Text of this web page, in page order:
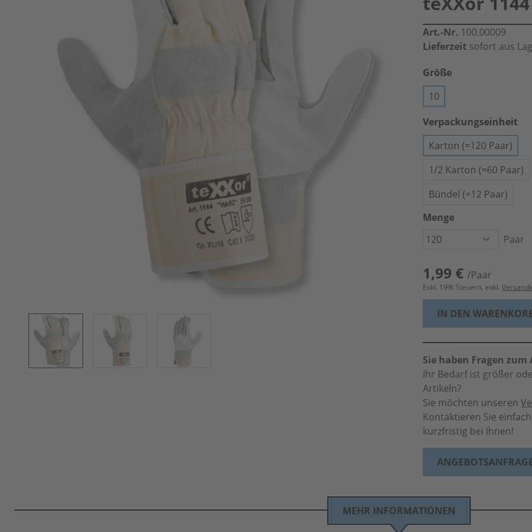
Art.-Nr. 100.00009
Lieferzeit sofort aus
Größe
10
Verpackungseinheit
Karton (=120 Paar)
1/2 Karton (=60 Paar)
Bündel (=12 Paar)
Menge
Paar
1,99 € /Paar
Exkl. 19% Steuern, exkl.
IN DEN
Sie haben Fragen
Ihr Bedarf ist größer
Artikeln?
Sie möchten unseren
Kontaktieren Sie
kurzfristig bei Ihnen!
MEHR INFORMATIONEN